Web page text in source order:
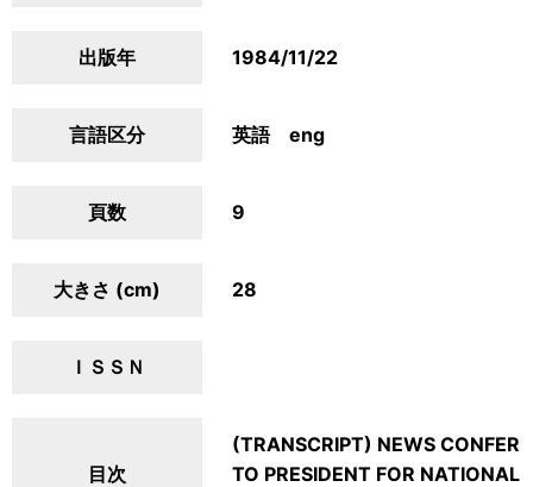
出版年 1984/11/22
言語区分 英語 eng
頁数 9
大きさ (cm) 28
ＩＳＳＮ
目次
(TRANSCRIPT) NEWS
TO PRESIDENT FOR NATIONAL